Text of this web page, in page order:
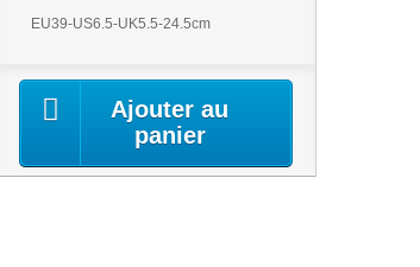
EU39-US6.5-UK5.5-24.5cm
Ajouter au
panier